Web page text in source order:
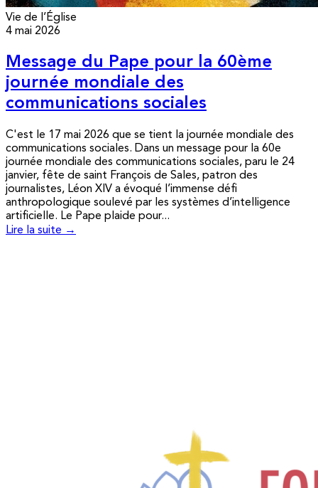
Vie de l’Église
4 mai 2026
Message du Pape pour la 60ème
journée mondiale des
communications sociales
C'est le 17 mai 2026 que se tient la journée mondiale des
communications sociales. Dans un message pour la 60e
journée mondiale des communications sociales, paru le 24
janvier, fête de saint François de Sales, patron des
journalistes, Léon XIV a évoqué l’immense défi
anthropologique soulevé par les systèmes d’intelligence
artificielle. Le Pape plaide pour...
Lire la suite →